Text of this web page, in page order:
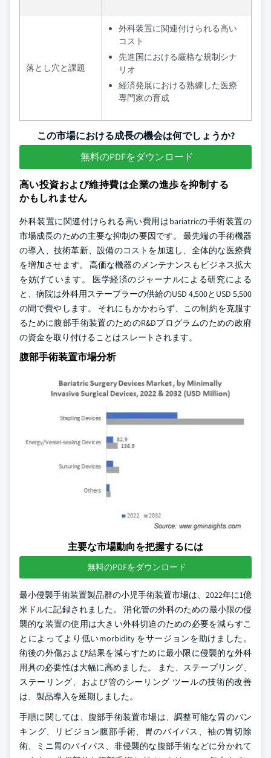
落とし穴と課題
外科装置に関連付けられる高い
コスト
先進国における厳格な規制シナ
リオ
経済発展における熟練した医療
専門家の育成
この市場における成長の機会は何でしょうか?
無料のPDFをダウンロード
高い投資および維持費は企業の進歩を抑制する
かもしれません
外科装置に関連付けられる高い費用はbariatricの手術装置の
市場成長のための主要な抑制の要因です。 最先端の手術機器
の導入、技術革新、設備のコストを加速し、全体的な医療費
を増加させます。 高価な機器のメンテナンスもビジネス拡大
を妨げています。 医学経済のジャーナルによる研究による
と、病院は外科用ステープラーの供給のUSD 4,500とUSD 5,500
の間で費やします。 それにもかかわらず、この制約を克服す
るために腹部手術装置のためのR&Dプログラムのための政府
の資金を取り付けることはスレートされます。
腹部手術装置市場分析
主要な市場動向を把握するには
無料のPDFをダウンロード
最小侵襲手術装置製品群の小児手術装置市場は、2022年に1億
米ドルに記録されました。 消化管の外科のための最小限の侵
襲的な装置の使用は大きい外科切迫のための必要を減らすこ
とによってより低いmorbidity をサージョンを助けました。
術後の外傷および結果を減らすために最小限に侵襲的な外科
用具の必要性は大幅に高めました。 また、ステープリング、
ステーリング、および管のシーリング ツールの技術的改善
は、製品導入を延期しました。
手順に関しては、腹部手術装置市場は、調整可能な胃のバン
キング、リビジョン腹部手術、胃のバイパス、袖の胃切除
術、ミニ胃のバイパス、非侵襲的な腹部手術などに分かれて